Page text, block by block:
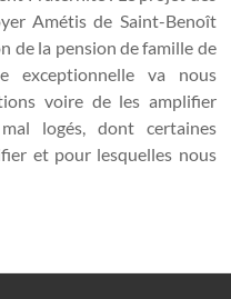
Amétis de Saint-Benoît
de la pension de famille de
exceptionnelle va nous
voire de les amplifier
logés, dont certaines
et pour lesquelles nous